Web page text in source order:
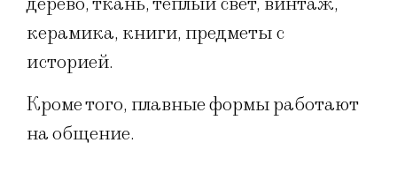
керамика, книги, предметы с
историей.
Кроме того, плавные формы работают
на общение.